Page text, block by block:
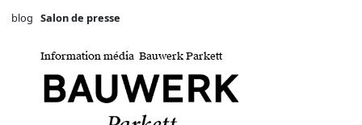
blog Salon de presse
Information média Bauwerk Parkett